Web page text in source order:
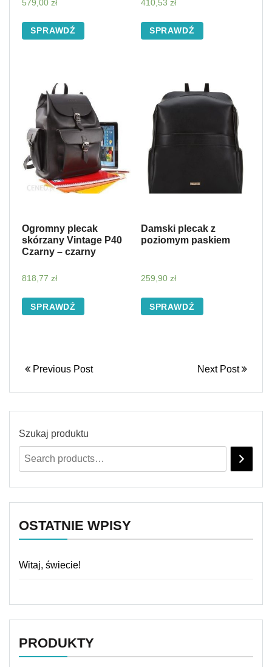
579,00 zł
SPRAWDŹ
410,53 zł
SPRAWDŹ
Ogromny plecak
skórzany Vintage P40
Czarny – czarny
818,77 zł
SPRAWDŹ
Damski plecak z
poziomym paskiem
259,90 zł
SPRAWDŹ
Previous Post Next Post
Szukaj produktu
OSTATNIE WPISY
Witaj, świecie!
PRODUKTY